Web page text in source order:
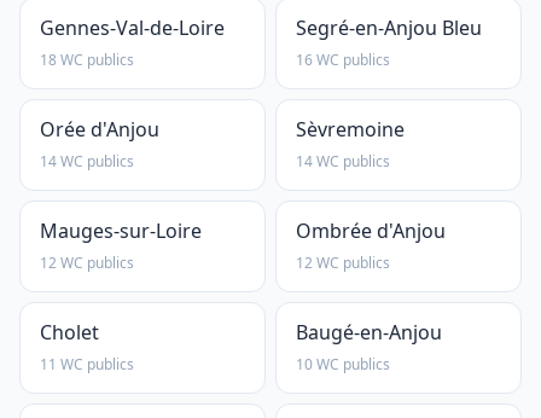
Gennes-Val-de-Loire
18 WC publics
Segré-en-Anjou Bleu
16 WC publics
Orée d'Anjou
14 WC publics
Sèvremoine
14 WC publics
Mauges-sur-Loire
12 WC publics
Ombrée d'Anjou
12 WC publics
Cholet
11 WC publics
Baugé-en-Anjou
10 WC publics